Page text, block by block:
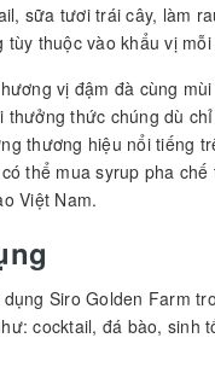
sữa tươi trái cây, làm
tùy thuộc vào khẩu vị
vị đậm đà cùng
thưởng thức chúng dù
thương hiệu nổi tiếng
thể mua syrup pha chế
Việt Nam.
Siro Golden Farm
cocktail, đá bào, sinh